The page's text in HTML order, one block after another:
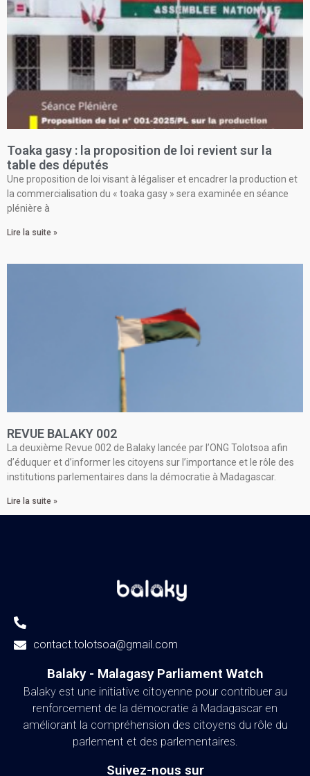
Toaka gasy : la proposition de loi revient sur la
table des députés
Une proposition de loi visant à légaliser et encadrer la production et
la commercialisation du « toaka gasy » sera examinée en séance
plénière à
Lire la suite »
REVUE BALAKY 002
La deuxième Revue 002 de Balaky lancée par l’ONG Tolotsoa afin
d’éduquer et d’informer les citoyens sur l’importance et le rôle des
institutions parlementaires dans la démocratie à Madagascar.
Lire la suite »
contact.tolotsoa@gmail.com
Balaky - Malagasy Parliament Watch​
Balaky est une initiative citoyenne pour contribuer au
renforcement de la démocratie à Madagascar en
améliorant la compréhension des citoyens du rôle du
parlement et des parlementaires.
Suivez-nous sur